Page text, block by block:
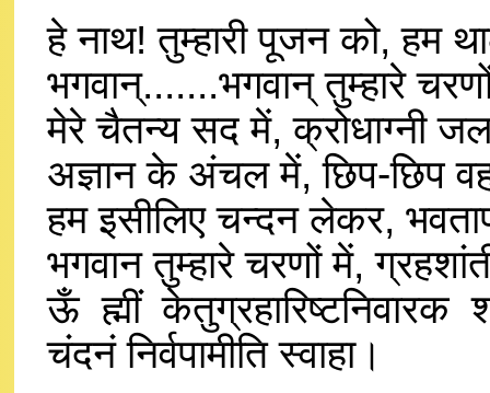
हे नाथ! तुम्हारी पूजन को, हम
भगवान्.......भगवान् तुम्हारे
मेरे चैतन्य सद में, क्रोधाग्नी
अज्ञान के अंचल में, छिप-छिप
हम इसीलिए चन्दन लेकर,
भगवान तुम्हारे चरणों में,
ऊँ ह्मीं केतुग्रहारिष्टनिवारक
चंदनं निर्वपामीति स्वाहा।